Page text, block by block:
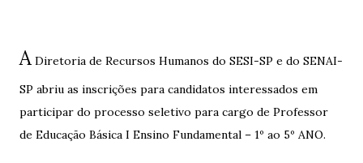
A Diretoria de Recursos Humanos do SESI-SP e do SENAI-
SP abriu as inscrições para candidatos interessados em
participar do processo seletivo para cargo de Professor
de Educação Básica I Ensino Fundamental – 1º ao 5º ANO.